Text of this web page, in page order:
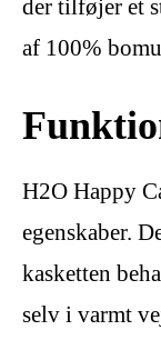
der tilføjer et
af 100%
H2O Happy
egenskaber.
kasketten
selv i varmt